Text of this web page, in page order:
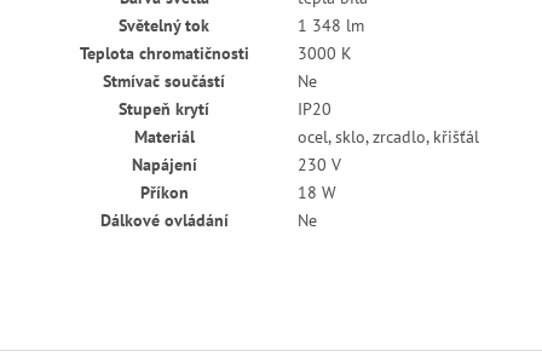
Světelný tok
1 348 lm
Teplota chromatičnosti
3000 K
Stmívač součástí
Ne
Stupeň krytí
IP20
Materiál
ocel, sklo, zrcadlo, křišťál
Napájení
230 V
Příkon
18 W
Dálkové ovládání
Ne